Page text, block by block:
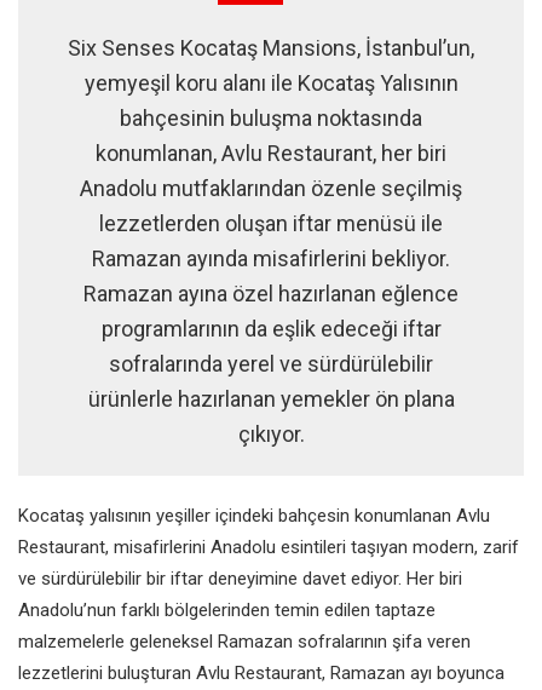
Six Senses Kocataş Mansions, İstanbul’un,
yemyeşil koru alanı ile Kocataş Yalısının
bahçesinin buluşma noktasında
konumlanan, Avlu Restaurant, her biri
Anadolu mutfaklarından özenle seçilmiş
lezzetlerden oluşan iftar menüsü ile
Ramazan ayında misafirlerini bekliyor.
Ramazan ayına özel hazırlanan eğlence
programlarının da eşlik edeceği iftar
sofralarında yerel ve sürdürülebilir
ürünlerle hazırlanan yemekler ön plana
çıkıyor.
Kocataş yalısının yeşiller içindeki bahçesin konumlanan Avlu
Restaurant, misafirlerini Anadolu esintileri taşıyan modern, zarif
ve sürdürülebilir bir iftar deneyimine davet ediyor. Her biri
Anadolu’nun farklı bölgelerinden temin edilen taptaze
malzemelerle geleneksel Ramazan sofralarının şifa veren
lezzetlerini buluşturan Avlu Restaurant, Ramazan ayı boyunca